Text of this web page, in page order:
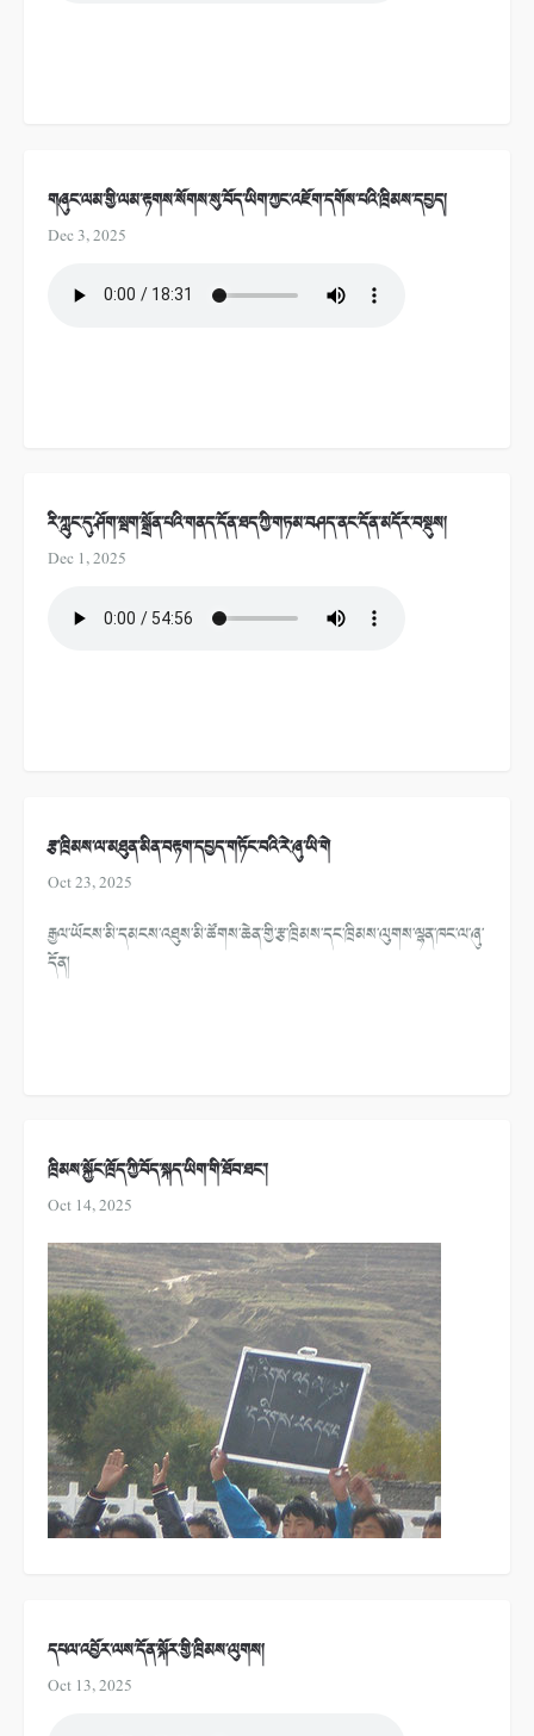
གཞུང་ལམ་གྱི་ལམ་རྟགས་སོགས་སུ་བོད་ཡིག་ཀྱང་འཇོག་དགོས་པའི་ཁྲིམས་དཔྱད།
Dec 3, 2025
རི་ཀླུང་དུ་ཤོག་སྦག་སྒྲོན་པའི་གནད་དོན་ཐད་ཀྱི་གཏམ་བཤད་ནང་དོན་མདོར་བསྡུས།
Dec 1, 2025
རྩ་ཁྲིམས་ལ་མཐུན་མིན་བརྟག་དཔྱད་གཏོང་བའི་རེ་ཞུ་ཡི་གེ
Oct 23, 2025
རྒྱལ་ཡོངས་མི་དམངས་འཐུས་མི་ཚོགས་ཆེན་གྱི་རྩ་ཁྲིམས་དང་ཁྲིམས་ལུགས་ལྷན་ཁང་ལ་ཞུ་
དོན།
ཁྲིམས་སྐྱོང་ཁྲོད་ཀྱི་བོད་སྐད་ཡིག་གི་ཐོབ་ཐང་།
Oct 14, 2025
དཔལ་འབྱོར་ལས་དོན་སྐོར་གྱི་ཁྲིམས་ལུགས།
Oct 13, 2025